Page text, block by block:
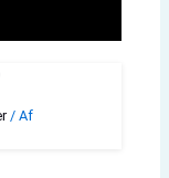
/ Af